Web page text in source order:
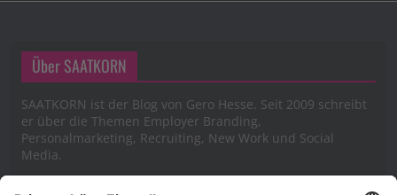
Über SAATKORN
SAATKORN ist der Blog von Gero Hesse. Seit 2009 schreibt
er über die Themen Employer Branding,
Personalmarketing, Recruiting, New Work und Social
Media.